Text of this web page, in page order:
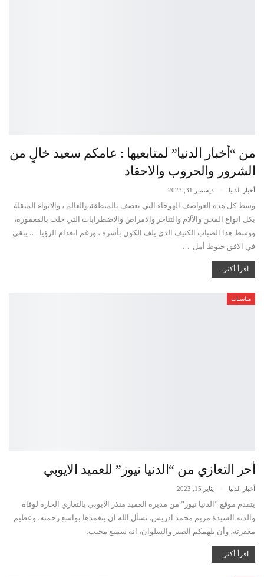
من “أخبار الدنيا” لمتابعيها : عامكم سعيد خالٍ من
الشرور والحروب والاحقاد
أخبار الدنيا ديسمبر 31, 2023
وسط كل هذه العواصف الهوجاء التي تعصف بالمنطقة والعالم ، والانواء المثقلة
بكل انواع المحن والآلام والتناحر والامراض والاضطرابات التي حلت بالمعمورة،
ووسط هذا الضباب الكثيف الذي يلف الكون بأسره ، ورغم انعدام الرؤيا … يبقى
في الافق خيوط أمل …
اقرأ أكثر...
مناسبات
أحر التعازي من “الدنيا نيوز” للعميد الايوبي
أخبار الدنيا يناير 15, 2023
يتقدم موقع "الدنيا نيوز" من مديره العميد منذر الايوبي بالتعازي الحارة لوفاة
والدته السيدة مريم محمد ادريس. نسأل الله ان يتغمدها بواسع رحمته، وعظيم
مغفرته، وأن يلهمكم الصبر والسلوان، انه سميع مجيب.
اقرأ أكثر...